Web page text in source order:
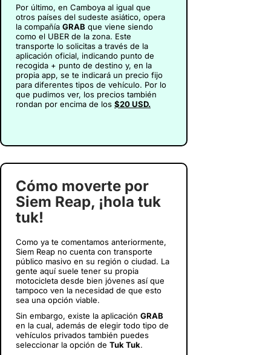
Por último, en Camboya al igual que
otros países del sudeste asiático, opera
la compañía GRAB que viene siendo
como el UBER de la zona. Este
transporte lo solicitas a través de la
aplicación oficial, indicando punto de
recogida + punto de destino y, en la
propia app, se te indicará un precio fijo
para diferentes tipos de vehículo. Por lo
que pudimos ver, los precios también
rondan por encima de los $20 USD.
Cómo moverte por
Siem Reap, ¡hola tuk
tuk!
Como ya te comentamos anteriormente,
Siem Reap no cuenta con transporte
público masivo en su región o ciudad. La
gente aquí suele tener su propia
motocicleta desde bien jóvenes así que
tampoco ven la necesidad de que esto
sea una opción viable.
Sin embargo, existe la aplicación GRAB
en la cual, además de elegir todo tipo de
vehículos privados también puedes
seleccionar la opción de Tuk Tuk.